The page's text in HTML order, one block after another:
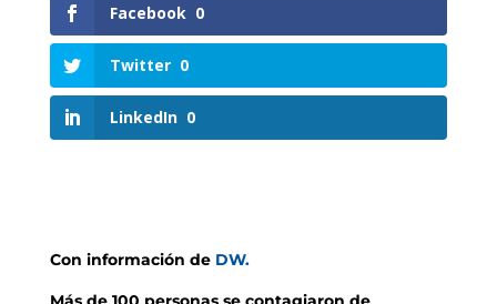
Facebook 0
Twitter 0
LinkedIn 0
Con información de DW.